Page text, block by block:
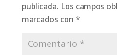
publicada. Los campos
marcados con *